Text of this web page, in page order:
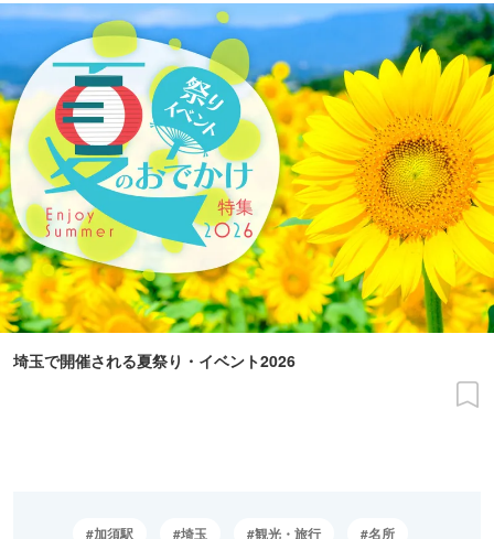
埼玉で開催される夏祭り・イベント2026
加須駅 埼玉 観光・旅行 名所